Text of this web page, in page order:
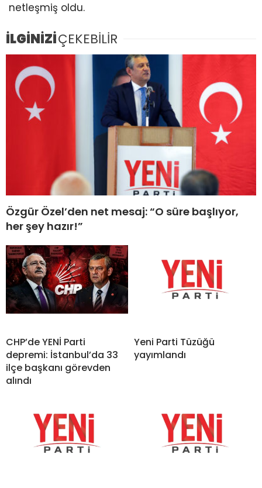
netleşmiş oldu.
İLGİNİZİÇEKEBİLİR
Özgür Özel’den net mesaj: “O süre başlıyor,
her şey hazır!”
CHP’de YENİ Parti
depremi: İstanbul’da 33
ilçe başkanı görevden
alındı
Yeni Parti Tüzüğü
yayımlandı